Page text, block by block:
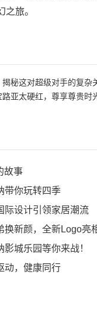
之旅。
秘这对超级对手的复杂
亚太硬红，尊享尊贵时
故事
带你玩转四季
际设计引领家居潮流
换新颜，全新Logo亮
城乐园等你来战！
动，健康同行